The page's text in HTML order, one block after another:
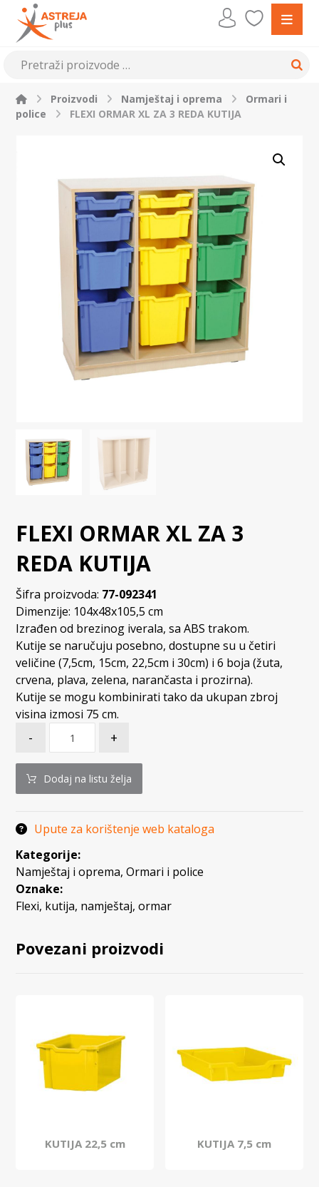
Proizvodi Namještaj i oprema
Ormari i
police
FLEXI ORMAR XL ZA 3 REDA KUTIJA
FLEXI ORMAR XL ZA 3
REDA KUTIJA
Šifra proizvoda: 77-092341
Dimenzije: 104x48x105,5 cm
Izrađen od brezinog iverala, sa ABS trakom.
Kutije se naručuju posebno, dostupne su u četiri
veličine (7,5cm, 15cm, 22,5cm i 30cm) i 6 boja (žuta,
crvena, plava, zelena, narančasta i prozirna).
Kutije se mogu kombinirati tako da ukupan zbroj
visina izmosi 75 cm.
- +
Dodaj na listu želja
Upute za korištenje web kataloga
Kategorije:
Namještaj i oprema,Ormari i police
Oznake:
Flexi, kutija, namještaj,ormar
Povezani proizvodi
KUTIJA 22,5 cm KUTIJA 7,5 cm